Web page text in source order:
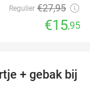
Regulier €27,95
€15,95
34%
+ gebak bij